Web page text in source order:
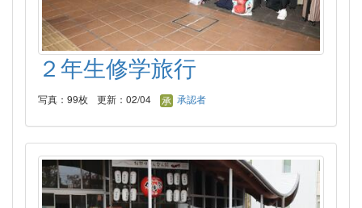
２年生修学旅行
写真：99枚 更新：02/04 承認者